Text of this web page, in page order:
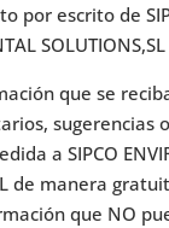
por escrito de
SOLUTIONS,SL
que se
sugerencias
a SIPCO
de manera
que NO